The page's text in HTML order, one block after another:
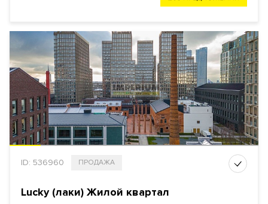
ID: 536960 ПРОДАЖА
Lucky (лаки) Жилой квартал